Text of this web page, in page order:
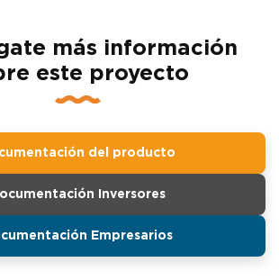
más información
este proyecto
del producto
Inversores
Empresarios